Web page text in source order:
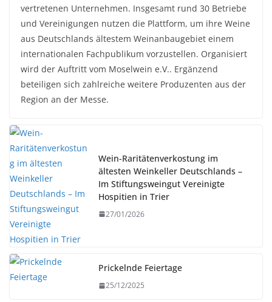
vertretenen Unternehmen. Insgesamt rund 30 Betriebe
und Vereinigungen nutzen die Plattform, um ihre Weine
aus Deutschlands ältestem Weinanbaugebiet einem
internationalen Fachpublikum vorzustellen. Organisiert
wird der Auftritt vom Moselwein e.V.. Ergänzend
beteiligen sich zahlreiche weitere Produzenten aus der
Region an der Messe.
Wein-Raritätenverkostung im
ältesten Weinkeller Deutschlands –
Im Stiftungsweingut Vereinigte
Hospitien in Trier
27/01/2026
Prickelnde Feiertage
25/12/2025